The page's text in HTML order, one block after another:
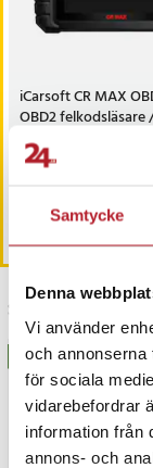
Samtycke
Denna
Vi använder
och annonserna
för sociala
vidarebefordrar
information från
annons- och
iCarsoft CR MAX
OBD2 felkodsläsare
bildiagnosverktyg /
diagnosverktyg för bil
Nuvarande pris
3 698 kr
Köp
Senast besökta
BÄSTSÄLJARE